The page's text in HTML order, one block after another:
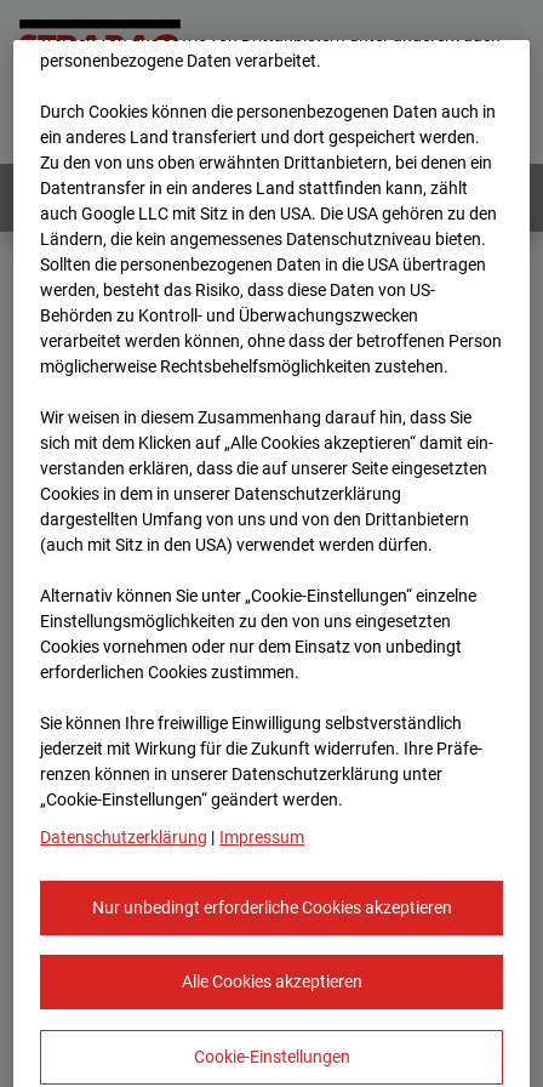
Deutsch / English
Webcams: Alle Länder
Home
Österreich
BC-181 - BV-Meischlgasse Bpl 5B – 96WE - Cam 2
Archiv
2026 07 08 12:15
BC-181 - BV-
Meischlgasse Bpl 5B –
96WE - Cam 2
Meischlgasse 32, 1230 Wien
Zur Übersicht
Europe/Vienna
werden von uns sowie von Drittanbietern unter anderem auch
personenbezogene Daten verarbeitet.
Durch Cookies können die personenbezogenen Daten auch in
ein anderes Land transferiert und dort gespeichert werden.
Zu den von uns oben erwähnten Drittanbietern, bei denen ein
Datentransfer in ein anderes Land stattfinden kann, zählt
auch Google LLC mit Sitz in den USA. Die USA gehören zu den
Ländern, die kein angemessenes Datenschutzniveau bieten.
Sollten die personenbezogenen Daten in die USA übertragen
werden, besteht das Risiko, dass diese Daten von US-
Behörden zu Kontroll- und Überwachungszwecken
verarbeitet werden können, ohne dass der betroffenen Person
möglicherweise Rechtsbehelfsmöglichkeiten zustehen.
Wir weisen in diesem Zusammenhang darauf hin, dass Sie
sich mit dem Klicken auf „Alle Cookies akzeptieren“ damit ein­
ver­standen erklären, dass die auf unserer Seite eingesetzten
Cookies in dem in unserer Datenschutzerklärung
dargestellten Umfang von uns und von den Drittanbietern
(auch mit Sitz in den USA) verwendet werden dürfen.
Alternativ können Sie unter „Cookie-Einstellungen“ einzelne
Einstellungsmöglichkeiten zu den von uns eingesetzten
Cookies vornehmen oder nur dem Einsatz von unbedingt
erforderlichen Cookies zustimmen.
Sie können Ihre freiwillige Einwilligung selbstverständlich
jederzeit mit Wirkung für die Zukunft widerrufen. Ihre Prä­fe­
renzen können in unserer Datenschutzerklärung unter
„Cookie-Einstellungen“ geändert werden.
Datenschutzerklärung | Impressum
Nur unbedingt erforderliche Cookies akzeptieren
Alle Cookies akzeptieren
Cookie-Einstellungen